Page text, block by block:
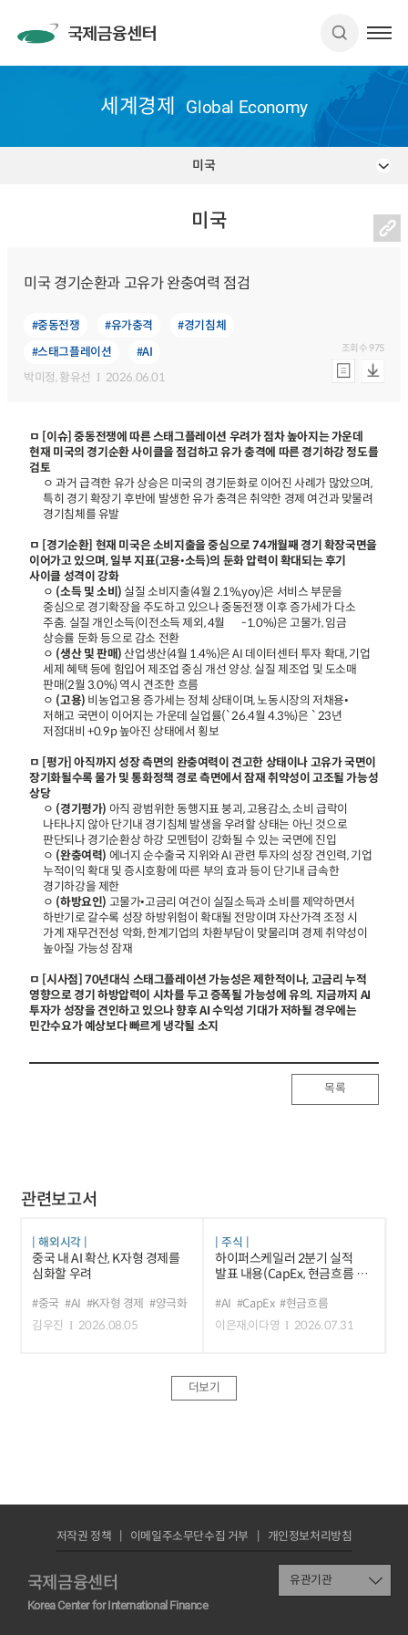
세계경제 Global Economy
미국
미국
미국 경기순환과 고유가 완충여력 점검
#중동전쟁 #유가충격
#경기침체
#스태그플레이션
#AI
박미정, 황유선 2026.06.01
조회수975
ㅁ [이슈] 중동전쟁에 따른 스태그플레이션 우려가 점차 높아지는 가운데
현재 미국의 경기순환 사이클을 점검하고 유가 충격에 따른 경기하강 정도를
검토
ㅇ 과거 급격한 유가 상승은 미국의 경기둔화로 이어진 사례가 많았으며,
특히 경기 확장기 후반에 발생한 유가 충격은 취약한 경제 여건과 맞물려
경기침체를 유발
ㅁ [경기순환] 현재 미국은 소비지출을 중심으로 74개월째 경기 확장국면을
이어가고 있으며, 일부 지표(고용•소득)의 둔화 압력이 확대되는 후기
사이클 성격이 강화
ㅇ (소득 및 소비) 실질 소비지출(4월 2.1%,yoy)은 서비스 부문을
중심으로 경기확장을 주도하고 있으나 중동전쟁 이후 증가세가 다소
주춤. 실질 개인소득(이전소득 제외, 4월 -1.0%)은 고물가, 임금
상승률 둔화 등으로 감소 전환
ㅇ (생산 및 판매)산업생산(4월 1.4%)은 AI 데이터센터 투자 확대, 기업
세제 혜택 등에 힘입어 제조업 중심 개선 양상. 실질 제조업 및 도소매
판매(2월 3.0%) 역시 견조한 흐름
ㅇ (고용) 비농업고용 증가세는 정체 상태이며, 노동시장의 저채용•
저해고 국면이 이어지는 가운데 실업률(`26.4월 4.3%)은 `23년
저점대비 +0.9p 높아진 상태에서 횡보
ㅁ [평가] 아직까지 성장 측면의 완충여력이 견고한 상태이나 고유가 국면이
장기화될수록 물가 및 통화정책 경로 측면에서 잠재 취약성이 고조될 가능성
상당
ㅇ (경기평가) 아직 광범위한 동행지표 붕괴, 고용감소, 소비 급락이
나타나지 않아 단기내 경기침체 발생을 우려할 상태는 아닌 것으로
판단되나 경기순환상 하강 모멘텀이 강화될 수 있는 국면에 진입
ㅇ (완충여력) 에너지 순수출국 지위와 AI 관련 투자의 성장 견인력, 기업
누적이익 확대 및 증시호황에 따른 부의 효과 등이 단기내 급속한
경기하강을 제한
ㅇ (하방요인) 고물가•고금리 여건이 실질소득과 소비를 제약하면서
하반기로 갈수록 성장 하방위험이 확대될 전망이며 자산가격 조정 시
가계 재무건전성 악화, 한계기업의 차환부담이 맞물리며 경제 취약성이
높아질 가능성 잠재
ㅁ [시사점] 70년대식 스태그플레이션 가능성은 제한적이나, 고금리 누적
영향으로 경기 하방압력이 시차를 두고 증폭될 가능성에 유의. 지금까지 AI
투자가 성장을 견인하고 있으나 향후 AI 수익성 기대가 저하될 경우에는
민간수요가 예상보다 빠르게 냉각될 소지
목록
관련보고서
해외시각
중국 내 AI 확산, K자형 경제를
심화할 우려
#중국 #AI #K자형 경제
#양극화
김우진
2026.08.05
주식
하이퍼스케일러 2분기 실적
발표 내용(CapEx, 현금흐름 등)
#AI #CapEx #현금흐름
이은재,이다영
2026.07.31
더보기
국제금융센터
Korea Center for International Finance
저작권 정책 이메일주소무단수집 거부 개인정보처리방침
유관기관